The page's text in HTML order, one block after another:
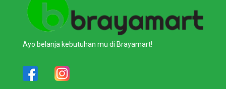
Ayo belanja kebutuhan mu di Brayamart!